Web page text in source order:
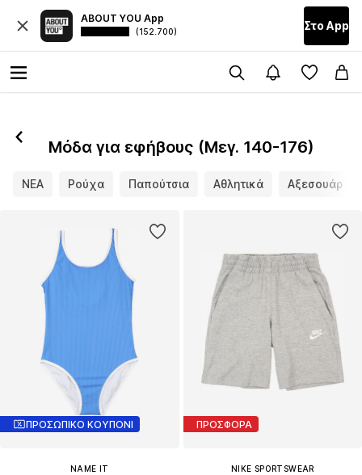
ABOUT YOU App
(152.700) Στο Αpp
Μόδα για εφήβους (Μεγ. 140-176)
ΝΕΑ Ρούχα Παπούτσια Αθλητικά Αξεσουάρ
ΠΡΟΣΩΠΙΚΟ ΚΟΥΠΟΝΙ
NAME IT
ΠΡΟΣΦΟΡΑ
NIKE SPORTSWEAR